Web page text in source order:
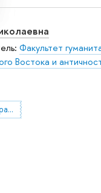
Факультет
Востока и
турецкий язык и литература